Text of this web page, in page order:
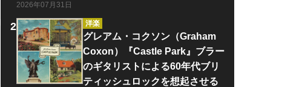
2026年07月31日
洋楽
グレアム・コクソン（Graham
Coxon）『Castle Park』ブラー
のギタリストによる60年代ブリ
ティッシュロックを想起させる